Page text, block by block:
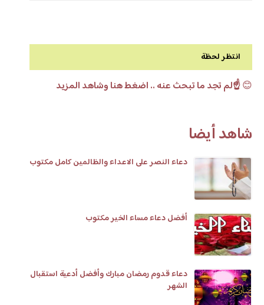
انتظر لحظة
😊☝️لم تجد ما تبحث عنه .. اضغط هنا وشاهد المزيد
شاهد أيضا
دعاء النصر على الاعداء والظالمين كامل مكتوب
أفضل دعاء مساء الخير مكتوب
دعاء قدوم رمضان مبارك وأفضل أدعية استقبال
الشهر